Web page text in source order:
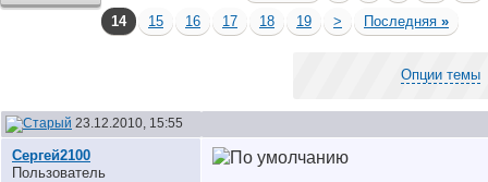
14
15 16 17 18 19 > Последняя »
Опции темы
23.12.2010, 15:55
Сергей2100
Пользователь